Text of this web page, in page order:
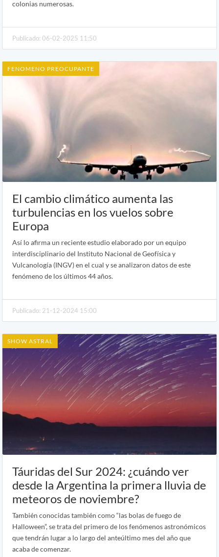
colonias numerosas.
Publicado: 06-02-2025 11:50
FENOMENO PREOCUPANTE
El cambio climático aumenta las
turbulencias en los vuelos sobre
Europa
Así lo afirma un reciente estudio elaborado por un equipo
interdisciplinario del Instituto Nacional de Geofísica y
Vulcanología (INGV) en el cual y se analizaron datos de este
fenómeno de los últimos 44 años.
Publicado: 21-12-2024 15:00
SHOW ASTRAL
Táuridas del Sur 2024: ¿cuándo ver
desde la Argentina la primera lluvia de
meteoros de noviembre?
También conocidas también como “las bolas de fuego de
Halloween”, se trata del primero de los fenómenos astronómicos
que tendrán lugar a lo largo del anteúltimo mes del año que
acaba de comenzar.